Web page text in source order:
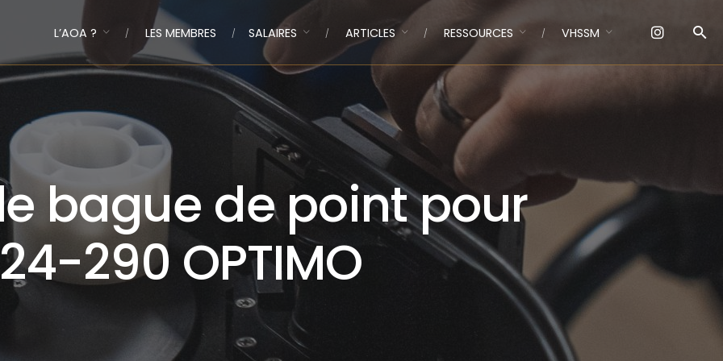
L’AOA ? LES MEMBRES SALAIRES ARTICLES RESSOURCES VHSSM
bague de point pour
24-290 OPTIMO